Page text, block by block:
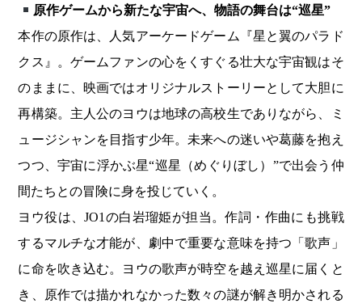
原作ゲームから新たな宇宙へ、物語の舞台は“巡星”
本作の原作は、人気アーケードゲーム『星と翼のパラド
クス』。ゲームファンの心をくすぐる壮大な宇宙観はそ
のままに、映画ではオリジナルストーリーとして大胆に
再構築。主人公のヨウは地球の高校生でありながら、ミ
ュージシャンを目指す少年。未来への迷いや葛藤を抱え
つつ、宇宙に浮かぶ星“巡星（めぐりぼし）”で出会う仲
間たちとの冒険に身を投じていく。
ヨウ役は、JO1の白岩瑠姫が担当。作詞・作曲にも挑戦
するマルチな才能が、劇中で重要な意味を持つ「歌声」
に命を吹き込む。ヨウの歌声が時空を越え巡星に届くと
き、原作では描かれなかった数々の謎が解き明かされる